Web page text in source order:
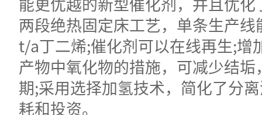
两段绝热固定床工艺，单条生产
t/a丁二烯;催化剂可以在线再生;增
产物中氧化物的措施，可减少结
期;采用选择加氢技术，简化了分
耗和投资。